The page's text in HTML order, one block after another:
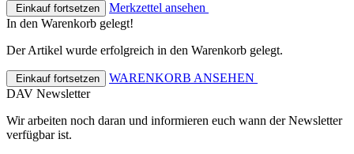
Einkauf fortsetzen
Merkzettel ansehen
In den Warenkorb gelegt!
Der Artikel wurde erfolgreich in den Warenkorb gelegt.
Einkauf fortsetzen
WARENKORB ANSEHEN
DAV Newsletter
Wir arbeiten noch daran und informieren euch wann der Newsletter
verfügbar ist.